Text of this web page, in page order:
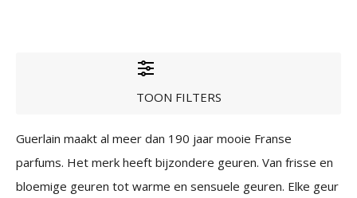
TOON FILTERS
Guerlain maakt al meer dan 190 jaar mooie Franse
parfums. Het merk heeft bijzondere geuren. Van frisse en
bloemige geuren tot warme en sensuele geuren. Elke geur